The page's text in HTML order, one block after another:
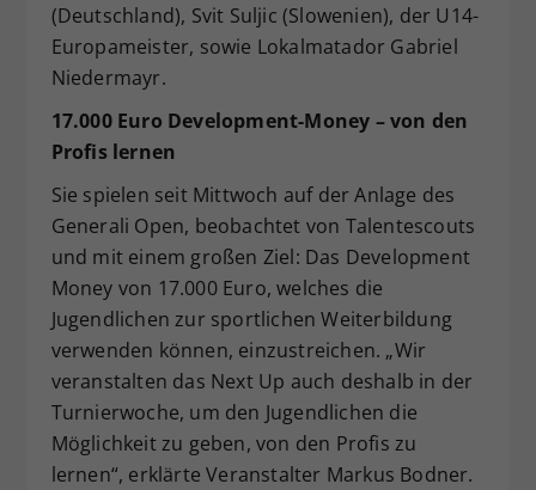
(Deutschland), Svit Suljic (Slowenien), der U14-
Europameister, sowie Lokalmatador Gabriel
Niedermayr.
17.000 Euro Development-Money – von den
Profis lernen
Sie spielen seit Mittwoch auf der Anlage des
Generali Open, beobachtet von Talentescouts
und mit einem großen Ziel: Das Development
Money von 17.000 Euro, welches die
Jugendlichen zur sportlichen Weiterbildung
verwenden können, einzustreichen. „Wir
veranstalten das Next Up auch deshalb in der
Turnierwoche, um den Jugendlichen die
Möglichkeit zu geben, von den Profis zu
lernen“, erklärte Veranstalter Markus Bodner.